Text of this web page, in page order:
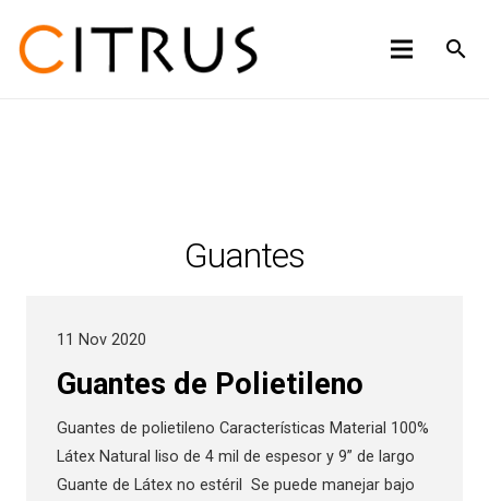
search
Guantes
11 Nov 2020
Guantes de Polietileno
Guantes de polietileno Características Material 100%
Látex Natural liso de 4 mil de espesor y 9” de largo
Guante de Látex no estéril Se puede manejar bajo